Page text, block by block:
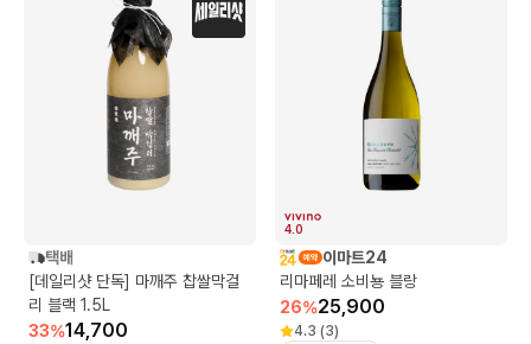
택배
[데일리샷 단독] 마깨주 찹쌀막걸
리 블랙 1.5L
33%14,700
4.0
이마트24
리마페레 소비뇽 블랑
26%25,900
4.3 (3)